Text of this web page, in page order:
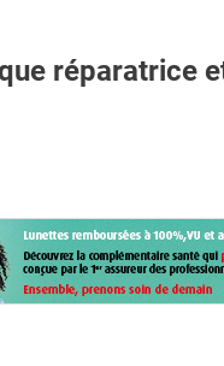
réparatrice